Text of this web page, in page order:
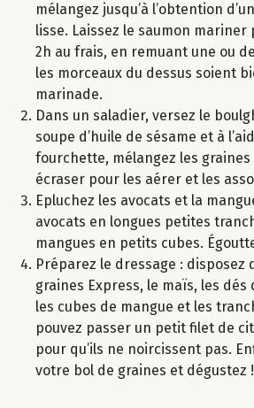
mélangez jusqu’à l’obtention
lisse. Laissez le saumon
2h au frais, en remuant une ou
les morceaux du dessus soient
marinade.
Dans un saladier, versez le
soupe d’huile de sésame et à
fourchette, mélangez les graines
écraser pour les aérer et les
Epluchez les avocats et la
avocats en longues petites
mangues en petits cubes.
Préparez le dressage : disposez
graines Express, le maïs, les dés
les cubes de mangue et les
pouvez passer un petit filet de
pour qu’ils ne noircissent pas.
votre bol de graines et dégustez !